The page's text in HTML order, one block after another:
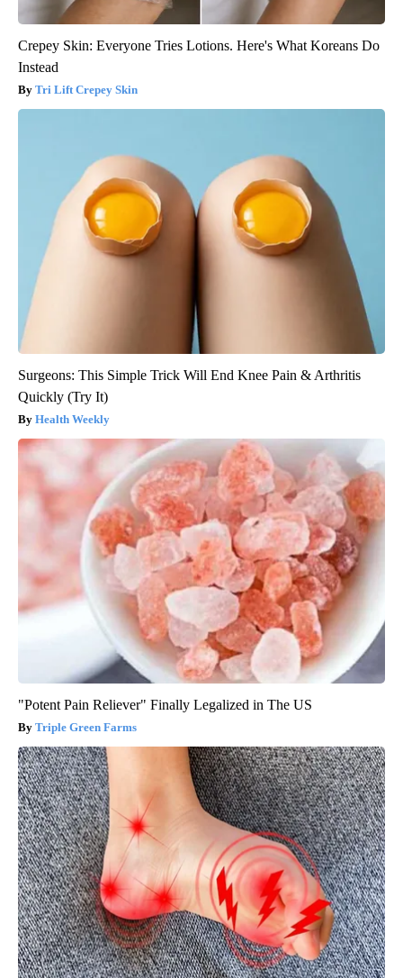
Crepey Skin: Everyone Tries Lotions. Here's What Koreans Do
Instead
Tri Lift Crepey Skin
Surgeons: This Simple Trick Will End Knee Pain & Arthritis
Quickly (Try It)
Health Weekly
"Potent Pain Reliever" Finally Legalized in The US
Triple Green Farms